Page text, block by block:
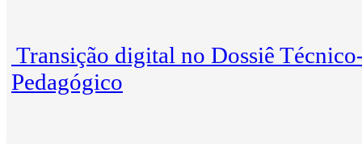
Transição digital no Dossiê
Pedagógico